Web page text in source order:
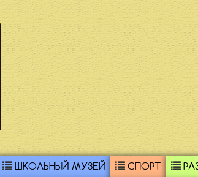
ШКОЛЬНЫЙ МУЗЕЙ СПОРТ